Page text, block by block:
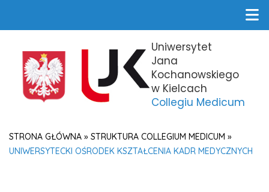
Uniwersytet
Jana
Kochanowskiego
w Kielcach
Collegiu Medicum
STRONA GŁÓWNA » STRUKTURA COLLEGIUM MEDICUM »
UNIWERSYTECKI OŚRODEK KSZTAŁCENIA KADR MEDYCZNYCH